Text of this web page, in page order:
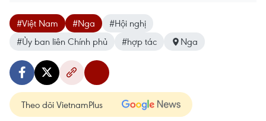
#Việt Nam #Nga
#Hội nghị
#Ủy ban liên Chính phủ
#hợp tác Nga
Theo dõi VietnamPlus